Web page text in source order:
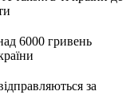
6000 гривень
за